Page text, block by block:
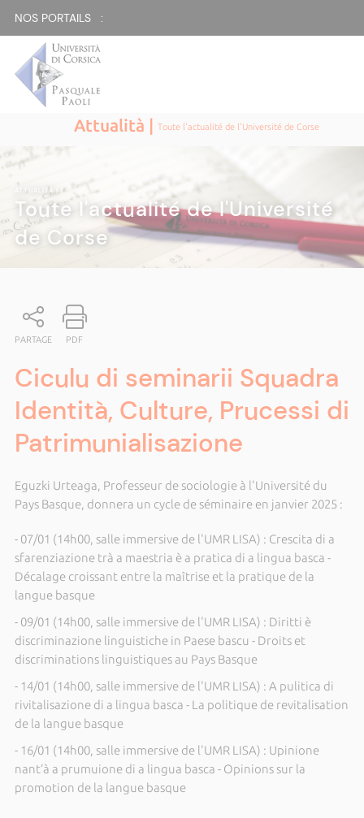
NOS PORTAILS :
Attualità |Toute l'actualité de l'Université de Corse
ATTUALITÀ|
Toute l'actualité de l'Université
de Corse
PARTAGE PDF
Ciculu di seminarii Squadra
Identità, Culture, Prucessi di
Patrimunialisazione
Eguzki Urteaga, Professeur de sociologie à l'Université du
Pays Basque, donnera un cycle de séminaire en janvier 2025 :
- 07/01 (14h00, salle immersive de l'UMR LISA) : Crescita di a
sfarenziazione trà a maestria è a pratica di a lingua basca -
Décalage croissant entre la maîtrise et la pratique de la
langue basque
- 09/01 (14h00, salle immersive de l'UMR LISA) : Diritti è
discriminazione linguistiche in Paese bascu - Droits et
discriminations linguistiques au Pays Basque
- 14/01 (14h00, salle immersive de l'UMR LISA) : A pulitica di
rivitalisazione di a lingua basca - La politique de revitalisation
de la langue basque
- 16/01 (14h00, salle immersive de l'UMR LISA) : Upinione
nant’à a prumuione di a lingua basca - Opinions sur la
promotion de la langue basque